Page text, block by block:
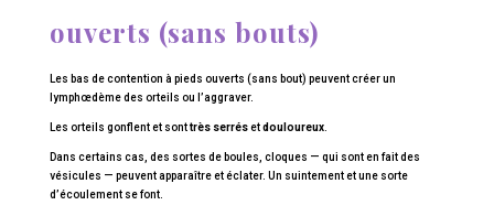
ouverts (sans bouts)
Les bas de contention à pieds ouverts (sans bout) peuvent créer un
lymphœdème des orteils ou l’aggraver.
Les orteils gonflent et sonttrès serrésetdouloureux.
Dans certains cas, des sortes de boules, cloques — qui sont en fait des
vésicules — peuvent apparaître et éclater. Un suintement et une sorte
d’écoulement se font.